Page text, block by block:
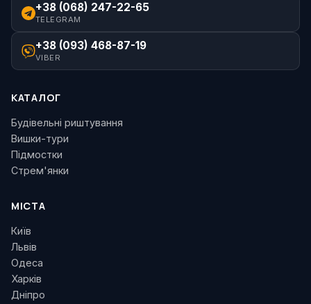
+38 (068) 247-22-65
TELEGRAM
+38 (093) 468-87-19
VIBER
КАТАЛОГ
Будівельні риштування
Вишки-тури
Підмостки
Стрем'янки
МІСТА
Київ
Львів
Одеса
Харків
Дніпро